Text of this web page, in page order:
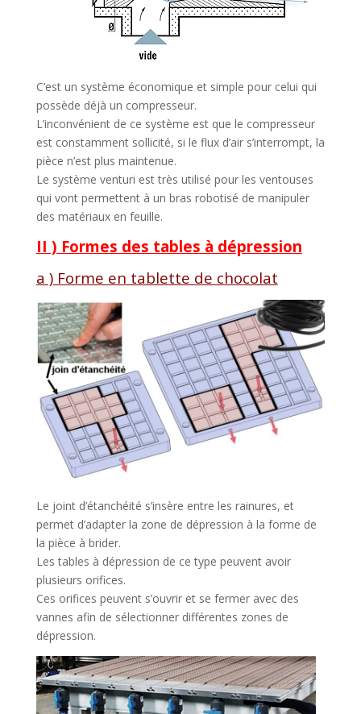
C’est un système économique et simple pour celui qui
possède déjà un compresseur.
L’inconvénient de ce système est que le compresseur
est constamment sollicité, si le flux d’air s’interrompt, la
pièce n’est plus maintenue.
Le système venturi est très utilisé pour les ventouses
qui vont permettent à un bras robotisé de manipuler
des matériaux en feuille.
II ) Formes des tables à dépression
a ) Forme en tablette de chocolat
Le joint d’étanchéité s’insère entre les rainures, et
permet d’adapter la zone de dépression à la forme de
la pièce à brider.
Les tables à dépression de ce type peuvent avoir
plusieurs orifices.
Ces orifices peuvent s’ouvrir et se fermer avec des
vannes afin de sélectionner différentes zones de
dépression.